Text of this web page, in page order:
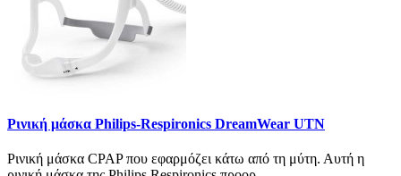
Ρινική μάσκα Philips-Respironics DreamWear UTN
Ρινική μάσκα CPAP που εφαρμόζει κάτω από τη μύτη. Αυτή η